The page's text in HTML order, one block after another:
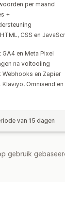
per maand
+
CSS en
GA4 en Meta Pixel
na voltooiing
Webhooks en Zapier
Klaviyo, Omnisend en
van 15 dagen
gebruik